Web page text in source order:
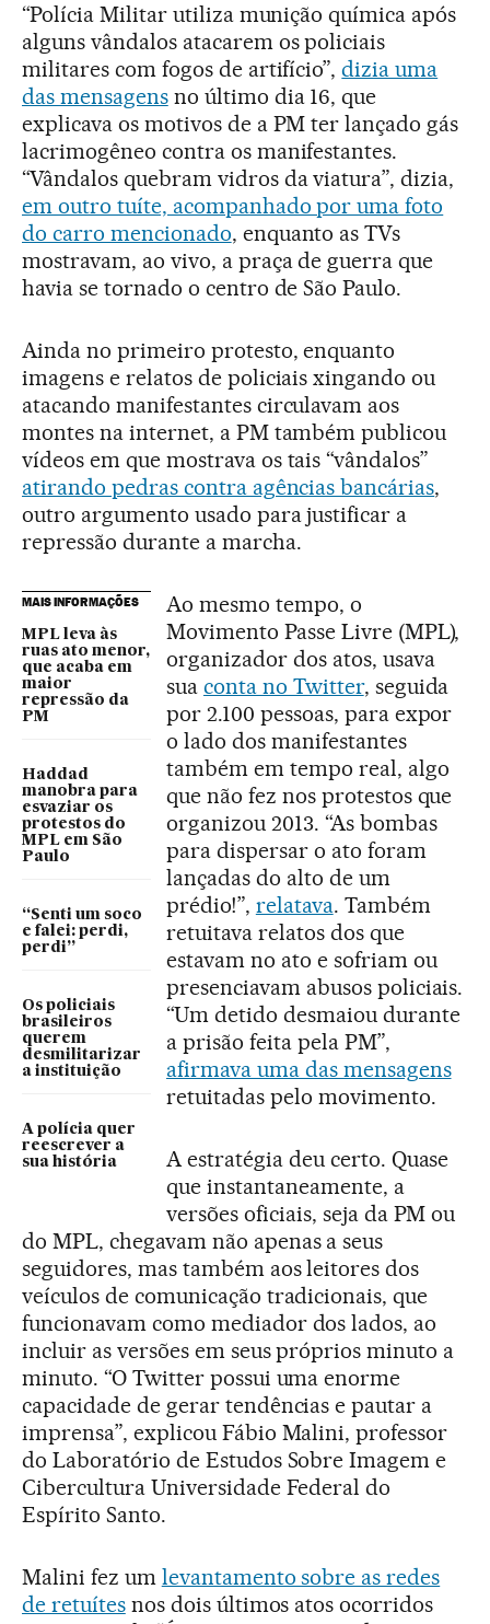
“Polícia Militar utiliza munição química após
alguns vândalos atacarem os policiais
militares com fogos de artifício”,dizia uma
das mensagensno último dia 16, que
explicava os motivos de a PM ter lançado gás
lacrimogêneo contra os manifestantes.
“Vândalos quebram vidros da viatura”, dizia,
em outro tuíte, acompanhado por uma foto
do carro mencionado, enquanto as TVs
mostravam, ao vivo, a praça de guerra que
havia se tornado o centro de São Paulo.
Ainda no primeiro protesto, enquanto
imagens e relatos de policiais xingando ou
atacando manifestantes circulavam aos
montes na internet, a PM também publicou
vídeos em que mostrava os tais “vândalos”
atirando pedras contra agências bancárias,
outro argumento usado para justificar a
repressão durante a marcha.
MAIS INFORMAÇÕES
MPL leva às
ruas ato menor,
que acaba em
maior
repressão da
PM
Haddad
manobra para
esvaziar os
protestos do
MPL em São
Paulo
“Senti um soco
e falei: perdi,
perdi”
Os policiais
brasileiros
querem
desmilitarizar
a instituição
A polícia quer
reescrever a
sua história
Ao mesmo tempo, o
Movimento Passe Livre (MPL),
organizador dos atos, usava
sua conta no Twitter, seguida
por 2.100 pessoas, para expor
o lado dos manifestantes
também em tempo real, algo
que não fez nos protestos que
organizou 2013. “As bombas
para dispersar o ato foram
lançadas do alto de um
prédio!”, relatava. Também
retuitava relatos dos que
estavam no ato e sofriam ou
presenciavam abusos policiais.
“Um detido desmaiou durante
a prisão feita pela PM”,
afirmava uma das mensagens
retuitadas pelo movimento.
A estratégia deu certo. Quase
que instantaneamente, a
versões oficiais, seja da PM ou
do MPL, chegavam não apenas a seus
seguidores, mas também aos leitores dos
veículos de comunicação tradicionais, que
funcionavam como mediador dos lados, ao
incluir as versões em seus próprios minuto a
minuto. “O Twitter possui uma enorme
capacidade de gerar tendências e pautar a
imprensa”, explicou Fábio Malini, professor
do Laboratório de Estudos Sobre Imagem e
Cibercultura Universidade Federal do
Espírito Santo.
Malini fez um levantamento sobre as redes
de retuítesnos dois últimos atos ocorridos